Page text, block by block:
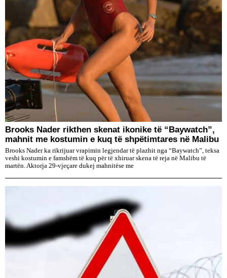
Brooks Nader rikthen skenat ikonike të “Baywatch”,
mahnit me kostumin e kuq të shpëtimtares në Malibu
Brooks Nader ka rikrijuar vrapimin legjendar të plazhit nga “Baywatch”, teksa
veshi kostumin e famshëm të kuq për të xhiruar skena të reja në Malibu të
martën. Aktorja 29-vjeçare dukej mahnitëse me